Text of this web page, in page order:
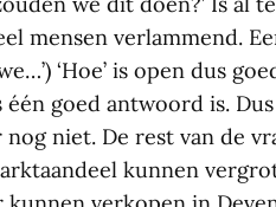
mensen verlammend.
‘Hoe’ is open dus
goed antwoord is.
niet. De rest van de
kunnen